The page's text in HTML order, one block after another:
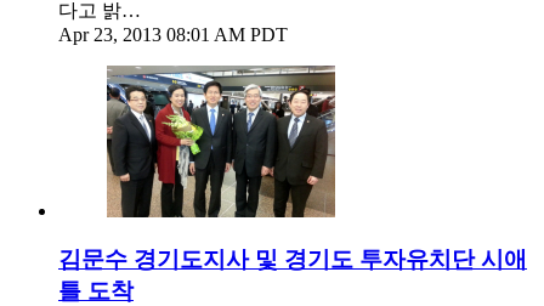
다고 밝…
Apr 23, 2013 08:01 AM PDT
김문수 경기도지사 및 경기도 투자유치단 시애
틀 도착